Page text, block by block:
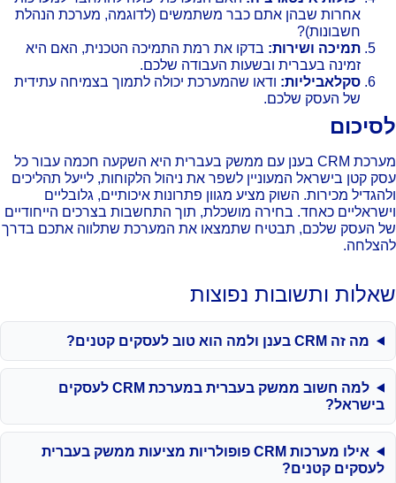
אחרות שבהן אתם כבר משתמשים (לדוגמה, מערכת הנהלת
חשבונות)?
תמיכה ושירות:בדקו את רמת התמיכה הטכנית, האם היא
זמינה בעברית ובשעות העבודה שלכם.
סקלאביליות:ודאו שהמערכת יכולה לתמוך בצמיחה עתידית
של העסק שלכם.
מערכת CRM בענן עם ממשק בעברית היא השקעה חכמה עבור כל
קטן בישראל המעוניין לשפר את ניהול הלקוחות, לייעל תהליכים
מכירות. השוק מציע מגוון פתרונות איכותיים, גלובליים
כאחד. בחירה מושכלת, תוך התחשבות בצרכים הייחודיים
העסק שלכם, תבטיח שתמצאו את המערכת שתלווה אתכם בדרך
ותשובות נפוצות
מה זה CRM בענן ולמה הוא טוב לעסקים קטנים?
למה חשוב ממשק בעברית במערכת CRM לעסקים
בישראל?
אילו מערכות CRM פופולריות מציעות ממשק בעברית
לעסקים קטנים?